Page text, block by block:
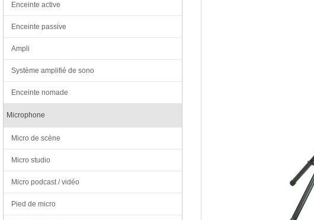
Enceinte active
Enceinte passive
Ampli
Système amplifié de sono
Enceinte nomade
Microphone
Micro de scène
Micro studio
Micro podcast / vidéo
Pied de micro